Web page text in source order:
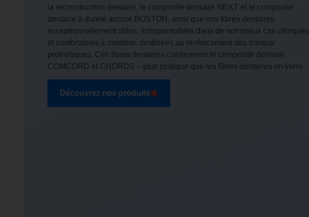
la reconstruction dentaire, le composite dentaire NEXT et le composite
dentaire à dureté accrue BOSTON, ainsi que nos fibres dentaires
exceptionnellement utiles, indispensables dans de nombreux cas cliniques
et confortables à modeler, destinées au renforcement des travaux
prothétiques. Ces fibres dentaires contiennent le composite dentaire
COMCORD et CHORDS – plus pratique que les fibres dentaires en verre.
Découvrez nos produits